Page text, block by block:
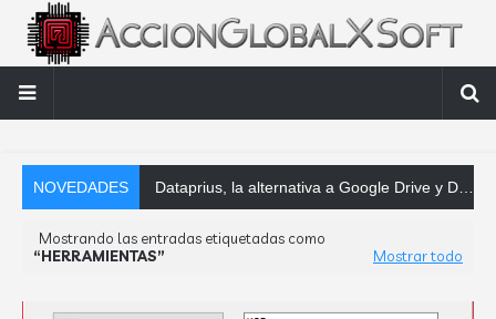
NOVEDADES Dataprius, la alternativa a Google Drive y Dropbox que las empresas deberían conocer
Mostrando las entradas etiquetadas como
HERRAMIENTAS
Mostrar todo